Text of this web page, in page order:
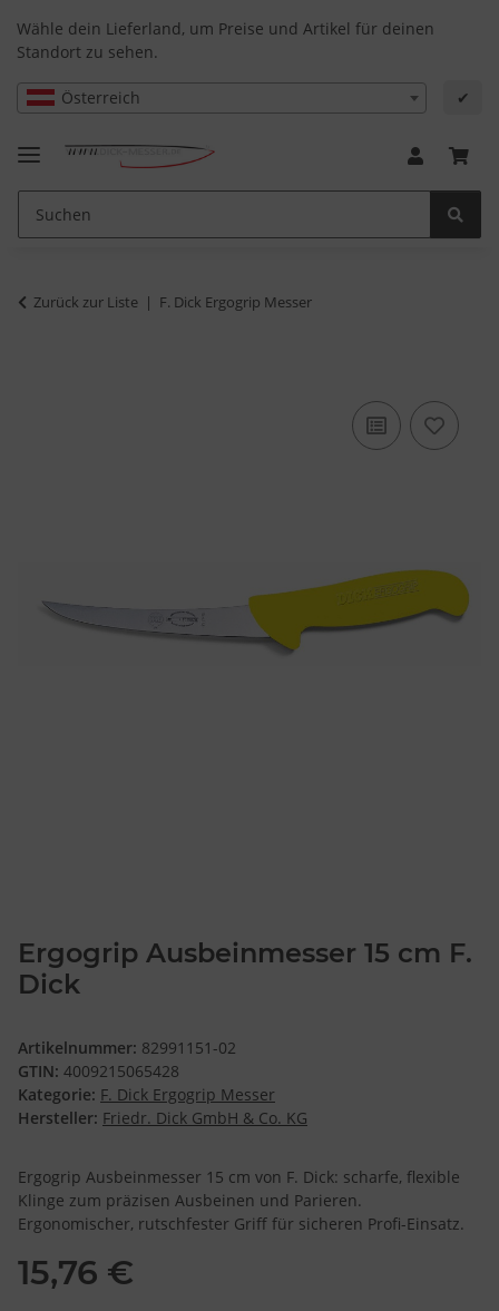
Wähle dein Lieferland, um Preise und Artikel für deinen
Standort zu sehen.
Österreich ✔
Zurück zur Liste F. Dick Ergogrip Messer
Ergogrip Ausbeinmesser 15 cm F.
Dick
Artikelnummer: 82991151-02
GTIN: 4009215065428
Kategorie: F. Dick Ergogrip Messer
Hersteller: Friedr. Dick GmbH & Co. KG
Ergogrip Ausbeinmesser 15 cm von F. Dick: scharfe, flexible
Klinge zum präzisen Ausbeinen und Parieren.
Ergonomischer, rutschfester Griff für sicheren Profi-Einsatz.
15,76 €